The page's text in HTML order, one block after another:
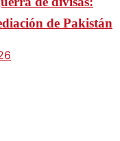
de Pakistán